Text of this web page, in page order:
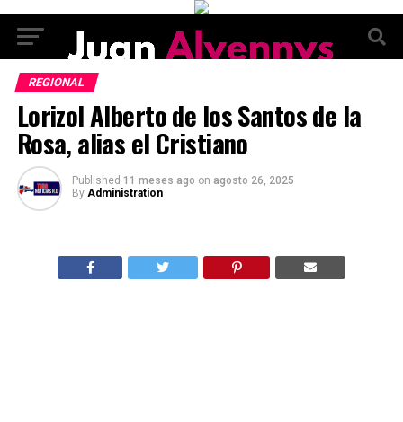
REGIONAL
Lorizol Alberto de los Santos de la
Rosa, alias el Cristiano
Published 11 meses ago on agosto 26, 2025
By Administration